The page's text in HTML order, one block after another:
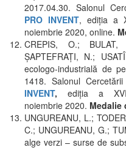
2017.04.30. Salonul
PRO INVENT, ediţia a
noiembrie 2020, online.
CREPIS, O.;
ŞAPTEFRAŢI, N.;
ecologo-industrială de
1418. Salonul
INVENT, ediţia a
noiembrie 2020. Medalie
UNGUREANU, L.;
C.; UNGUREANU, G.;
alge verzi – surse de